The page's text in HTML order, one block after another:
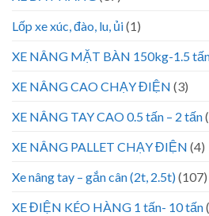
Lốp xe xúc, đào, lu, ủi(1)
XE NÂNG MẶT BÀN 150kg-1.5
XE NÂNG CAO CHẠY ĐIỆN (3)
XE NÂNG TAY CAO 0.5 tấn – 2 tấn
XE NÂNG PALLET CHẠY ĐIỆN (4)
Xe nâng tay – gắn cân (2t, 2.5t)(107)
XE ĐIỆN KÉO HÀNG 1 tấn- 10 tấn